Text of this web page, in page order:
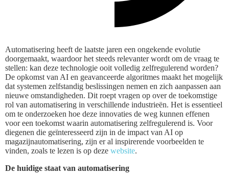
Automatisering heeft de laatste jaren een ongekende evolutie
doorgemaakt, waardoor het steeds relevanter wordt om de vraag te
stellen: kan deze technologie ooit volledig zelfregulerend worden?
De opkomst van AI en geavanceerde algoritmes maakt het mogelijk
dat systemen zelfstandig beslissingen nemen en zich aanpassen aan
nieuwe omstandigheden. Dit roept vragen op over de toekomstige
rol van automatisering in verschillende industrieën. Het is essentieel
om te onderzoeken hoe deze innovaties de weg kunnen effenen
voor een toekomst waarin automatisering zelfregulerend is. Voor
diegenen die geïnteresseerd zijn in de impact van AI op
magazijnautomatisering, zijn er al inspirerende voorbeelden te
vinden, zoals te lezen is op deze website.
De huidige staat van automatisering